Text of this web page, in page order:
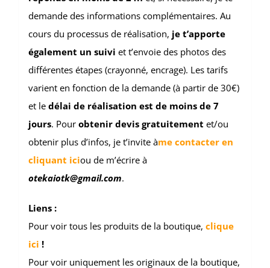
demande des informations complémentaires. Au
cours du processus de réalisation, je t’apporte
également un suivi et t’envoie des photos des
différentes étapes (crayonné, encrage). Les tarifs
varient en fonction de la demande (à partir de 30€)
et le délai de réalisation est de moins de 7
jours. Pour obtenir devis gratuitement et/ou
obtenir plus d’infos, je t’invite àme contacter en
cliquant iciou de m’écrire à
otekaiotk@gmail.com.
Liens :
Pour voir tous les produits de la boutique, clique
ici !
Pour voir uniquement les originaux de la boutique,